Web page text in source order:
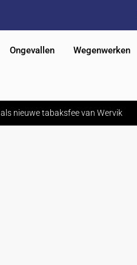
Ongevallen Wegenwerken
nieuwe tabaksfee van Wervik